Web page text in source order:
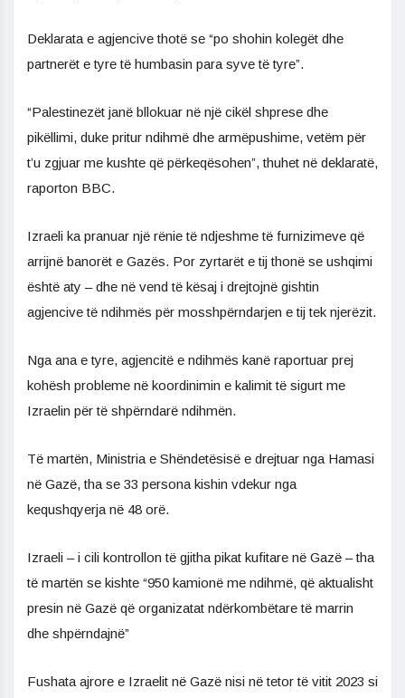
Deklarata e agjencive thotë se “po shohin kolegët dhe
partnerët e tyre të humbasin para syve të tyre”.
“Palestinezët janë bllokuar në një cikël shprese dhe
pikëllimi, duke pritur ndihmë dhe armëpushime, vetëm për
t’u zgjuar me kushte që përkeqësohen”, thuhet në deklaratë,
raporton BBC.
Izraeli ka pranuar një rënie të ndjeshme të furnizimeve që
arrijnë banorët e Gazës. Por zyrtarët e tij thonë se ushqimi
është aty – dhe në vend të kësaj i drejtojnë gishtin
agjencive të ndihmës për mosshpërndarjen e tij tek njerëzit.
Nga ana e tyre, agjencitë e ndihmës kanë raportuar prej
kohësh probleme në koordinimin e kalimit të sigurt me
Izraelin për të shpërndarë ndihmën.
Të martën, Ministria e Shëndetësisë e drejtuar nga Hamasi
në Gazë, tha se 33 persona kishin vdekur nga
kequshqyerja në 48 orë.
Izraeli – i cili kontrollon të gjitha pikat kufitare në Gazë – tha
të martën se kishte “950 kamionë me ndihmë, që aktualisht
presin në Gazë që organizatat ndërkombëtare të marrin
dhe shpërndajnë”
Fushata ajrore e Izraelit në Gazë nisi në tetor të vitit 2023 si